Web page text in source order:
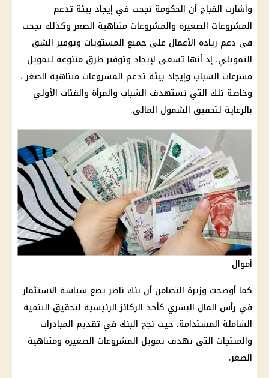
وأشارت القباج أن الحكومة نجحت في إيجاد بيئة تدعم
المشروعات الصغيرة والمشروعات متناهية الصغر وكذلك نجحت
في دعم ريادة الأعمال على جميع المستويات وتوفير الشق
التمويلي، إذ أنها تسعى لإيجاد وتوفير طرق متنوعة لتمويل
مشرعات الشباب وإيجاد بيئة تدعم المشروعات متناهية الصغر ،
وخاصة تلك التي تستهدف الشباب والمرأة والفئات الأولي
بالرعاية لتحقيق الشمول المالي.
أموال
كما أوضحت وزيرة التضامن أن بنك ناصريضع سياسة الاستثمار
في رأس المال البشري كأحد الركائز الرئيسية لتحقيق التنمية
الشاملة المستدامة، حيث نجح البنك في تقديم المبادرات
والمنتجات التي تهدف تمويل المشروعات الصغيرة ومتناهية
الصغر.